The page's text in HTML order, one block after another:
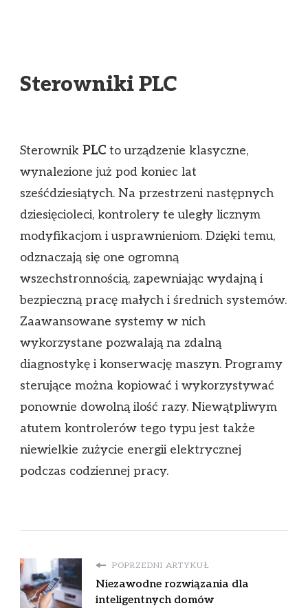
Sterowniki PLC
Sterownik PLC to urządzenie klasyczne,
wynalezione już pod koniec lat
sześćdziesiątych. Na przestrzeni następnych
dziesięcioleci, kontrolery te uległy licznym
modyfikacjom i usprawnieniom. Dzięki temu,
odznaczają się one ogromną
wszechstronnością, zapewniając wydajną i
bezpieczną pracę małych i średnich systemów.
Zaawansowane systemy w nich
wykorzystane pozwalają na zdalną
diagnostykę i konserwację maszyn. Programy
sterujące można kopiować i wykorzystywać
ponownie dowolną ilość razy. Niewątpliwym
atutem kontrolerów tego typu jest także
niewielkie zużycie energii elektrycznej
podczas codziennej pracy.
POPRZEDNI ARTYKUŁ
Niezawodne rozwiązania dla
inteligentnych domów